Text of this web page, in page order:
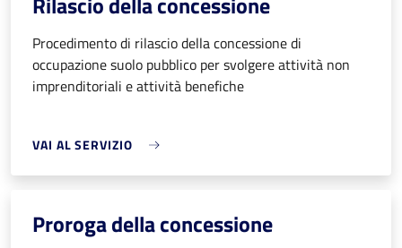
Procedimento di rilascio della concessione di
occupazione suolo pubblico per svolgere attività non
imprenditoriali e attività benefiche
VAI AL SERVIZIO
Proroga della concessione